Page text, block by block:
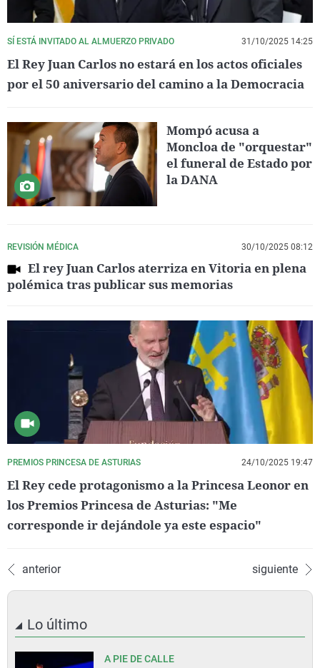
SÍ ESTÁ INVITADO AL ALMUERZO PRIVADO 31/10/2025 14:25
El Rey Juan Carlos no estará en los actos oficiales
por el 50 aniversario del camino a la Democracia
Mompó acusa a
Moncloa de "orquestar"
el funeral de Estado por
la DANA
REVISIÓN MÉDICA 30/10/2025 08:12
El rey Juan Carlos aterriza en Vitoria en plena
polémica tras publicar sus memorias
PREMIOS PRINCESA DE ASTURIAS 24/10/2025 19:47
El Rey cede protagonismo a la Princesa Leonor en
los Premios Princesa de Asturias: "Me
corresponde ir dejándole ya este espacio"
anterior siguiente
Lo último
A PIE DE CALLE